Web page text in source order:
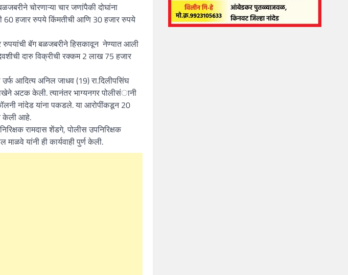
चोरणाऱ्या चार जणांपैकी दोघांना
60 हजार रुपये किंमतीची आणि 30 हजार रुपये
रुपयांची बॅग बळजबरीने हिसकावून नेण्यात आली
दारु विक्रीची रक्कम 2 लाख 75 हजार
आदित्य अनिल जाधव (19) रा.दिलीपसिंघ
अटक केली. त्यानंतर भाग्यनगर पोलीसंानी
नांदेड यांना पकडले. या आरोपींकडून 20
केली आहे.
रामदास शेंडगे, पोलीस उपनिरिक्षक
यांनी ही कार्यवाही पुर्ण केली.